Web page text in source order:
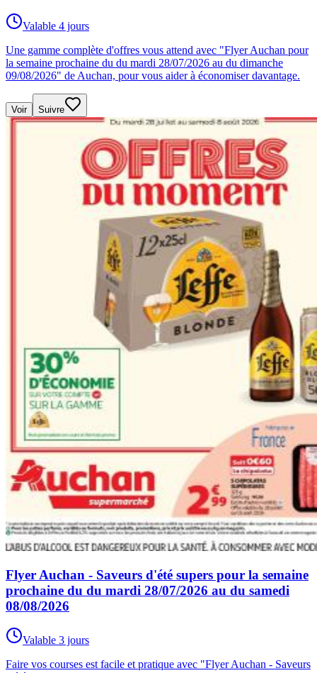
Valable 4 jours
Une gamme complète d'offres vous attend avec "Flyer Auchan pour
la semaine prochaine du du mardi 28/07/2026 au du dimanche
09/08/2026" de Auchan, pour vous aider à économiser davantage.
Voir Suivre
Flyer Auchan - Saveurs d'été supers pour la semaine
prochaine du du mardi 28/07/2026 au du samedi
08/08/2026
Valable 3 jours
Faire vos courses est facile et pratique avec "Flyer Auchan - Saveurs